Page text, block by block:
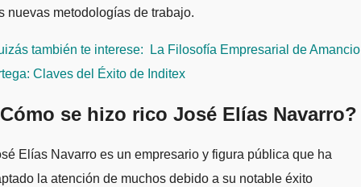
nuevas metodologías de trabajo.
también te interese:
La Filosofía Empresarial de Amancio
Claves del Éxito de Inditex
se hizo rico José Elías Navarro?
Elías Navarro es un empresario y figura pública que ha
la atención de muchos debido a su notable éxito